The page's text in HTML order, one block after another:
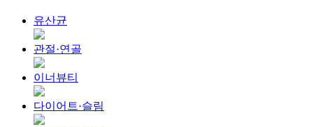
유산균
관절·연골
이너뷰티
다이어트·슬림